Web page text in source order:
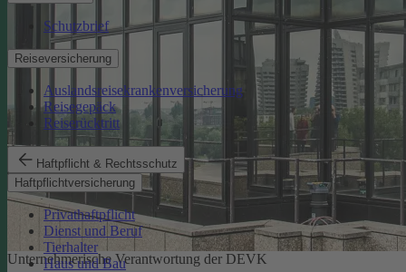
Schutzbrief
Reiseversicherung
Auslandsreisekrankenversicherung
Reisegepäck
Reiserücktritt
Haftpflicht & Rechtsschutz
Haftpflichtversicherung
Privathaftpflicht
Dienst und Beruf
Tierhalter
Haus und Bau
Unternehmerische Verantwortung der DEVK